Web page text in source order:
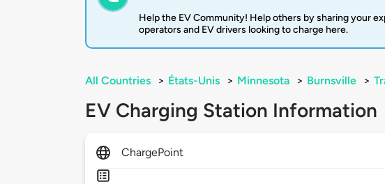
Help the EV Community! Help others by sharing your
operators and EV drivers looking to charge here.
All Countries > États-Unis > Minnesota > Burnsville >
EV Charging Station Information
ChargePoint